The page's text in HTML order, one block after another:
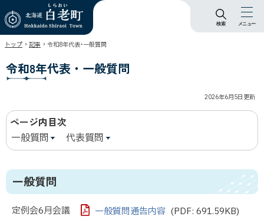
北海道 白老町
Hokkaido Shiraoi
Town
メニュー
検索
トップ › 記事 › 令和8年代表・一般質問
令和8年代表・一般質問
2026年6月5日 更新
ページ内目次
一般質問
代表質問
一般質問
定例会6月会議 一般質問通告内容 (PDF: 691.59KB)